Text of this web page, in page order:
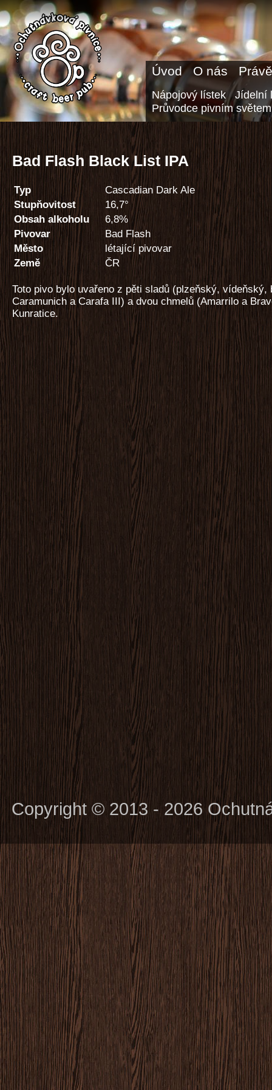
Úvod O nás
Nápojový lístek
Jídelní
Průvodce pivním světem
Bad Flash Black List IPA
Typ
Cascadian Dark Ale
Stupňovitost
16,7°
Obsah alkoholu
6,8%
Pivovar
Bad Flash
Město
létající pivovar
Země
ČR
Toto pivo bylo uvařeno z pěti sladů (plzeňský, vídeňský,
Caramunich a Carafa III) a dvou chmelů (Amarrilo a
Kunratice.
Copyright © 2013 - 2026